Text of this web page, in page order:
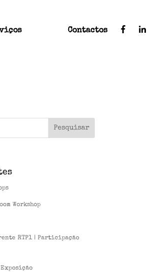
Contactos
Workshop
RTP1 | Participação